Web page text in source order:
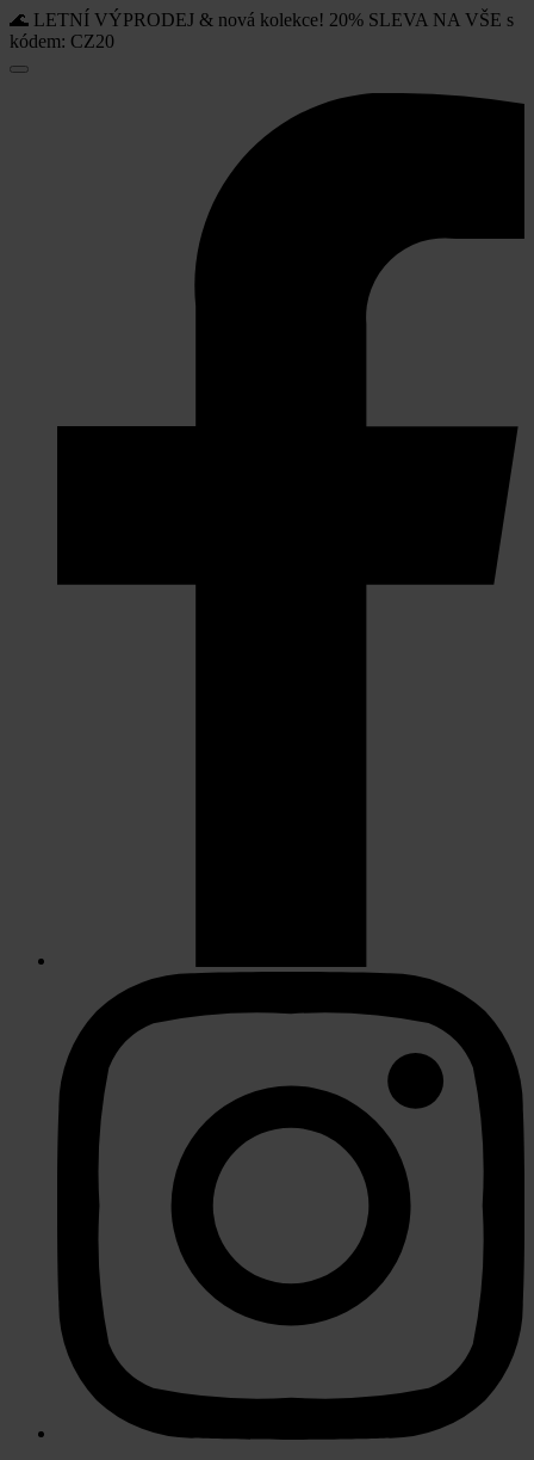
🌊 LETNÍ VÝPRODEJ & nová kolekce! 20% SLEVA NA VŠE s
kódem: CZ20